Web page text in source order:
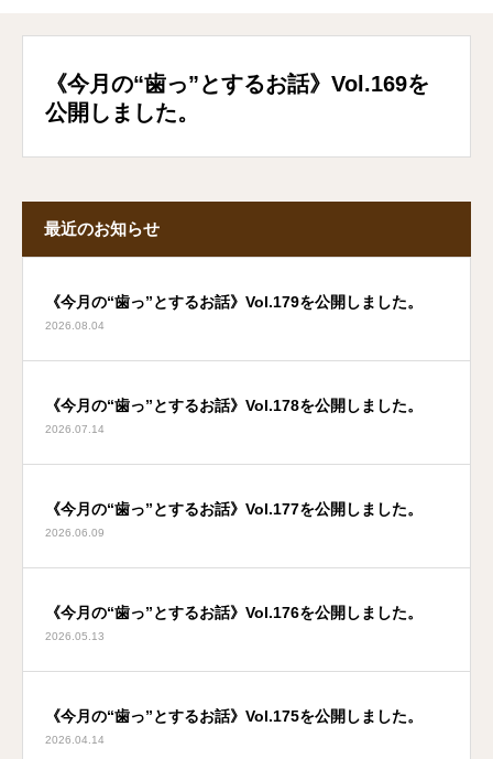
《今月の“歯っ”とするお話》Vol.169を
公開しました。
最近のお知らせ
《今月の“歯っ”とするお話》Vol.179を公開しました。
2026.08.04
《今月の“歯っ”とするお話》Vol.178を公開しました。
2026.07.14
《今月の“歯っ”とするお話》Vol.177を公開しました。
2026.06.09
《今月の“歯っ”とするお話》Vol.176を公開しました。
2026.05.13
《今月の“歯っ”とするお話》Vol.175を公開しました。
2026.04.14